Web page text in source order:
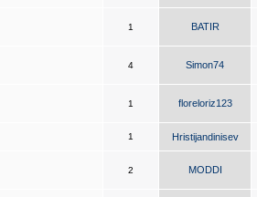
1 BATIR
4 Simon74
1 floreloriz123
1 Hristijandinisev
2 MODDI